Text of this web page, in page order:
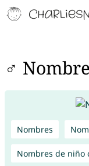
♂
Nombres
Nombres de niño